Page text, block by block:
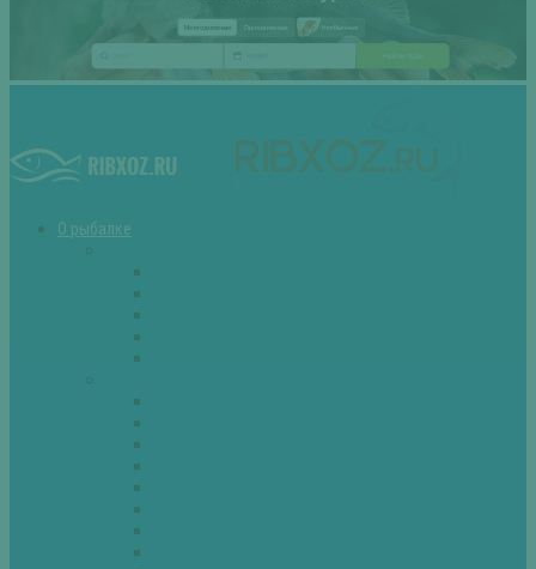
О рыбалке